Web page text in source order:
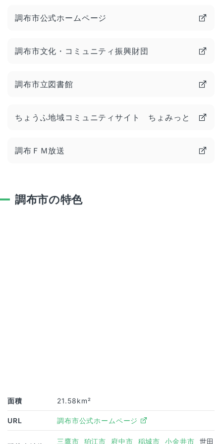
調布市公式ホームページ
調布市文化・コミュニティ振興財団
調布市立図書館
ちょうふ地域コミュニティサイト ちょみっと
調布ＦＭ放送
調布市の特色
面積 21.58km²
URL 調布市公式ホームページ
三鷹市 狛江市 府中市 稲城市 小金井市 世田